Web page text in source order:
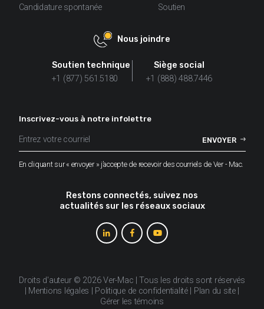
Candidature spontanée
Soutien
Nous joindre
Soutien technique
+1 (877) 561.5180
Siège social
+1 (888) 488.7446
Inscrivez-vous à notre infolettre
En cliquant sur « envoyer » j’accepte de recevoir des courriels de Ver - Mac.
Restons connectés, suivez nos
actualités sur les réseaux sociaux
Droits d'auteur © 2026 Ver-Mac | Tous les droits sont réservés
Mentions légales Politique de confidentialité| Plan du site|
Gérer les témoins